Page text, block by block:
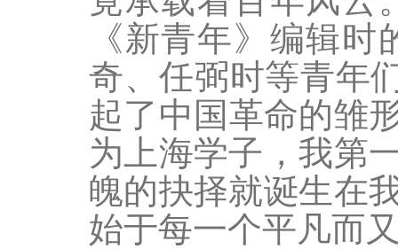
《新青年》编辑
奇、任弼时等青年
起了中国革命的雏
为上海学子，我第
魄的抉择就诞生在
始于每一个平凡而